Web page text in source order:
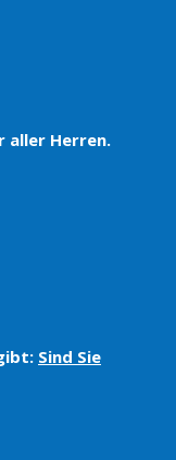
aller Herren.
Sind Sie